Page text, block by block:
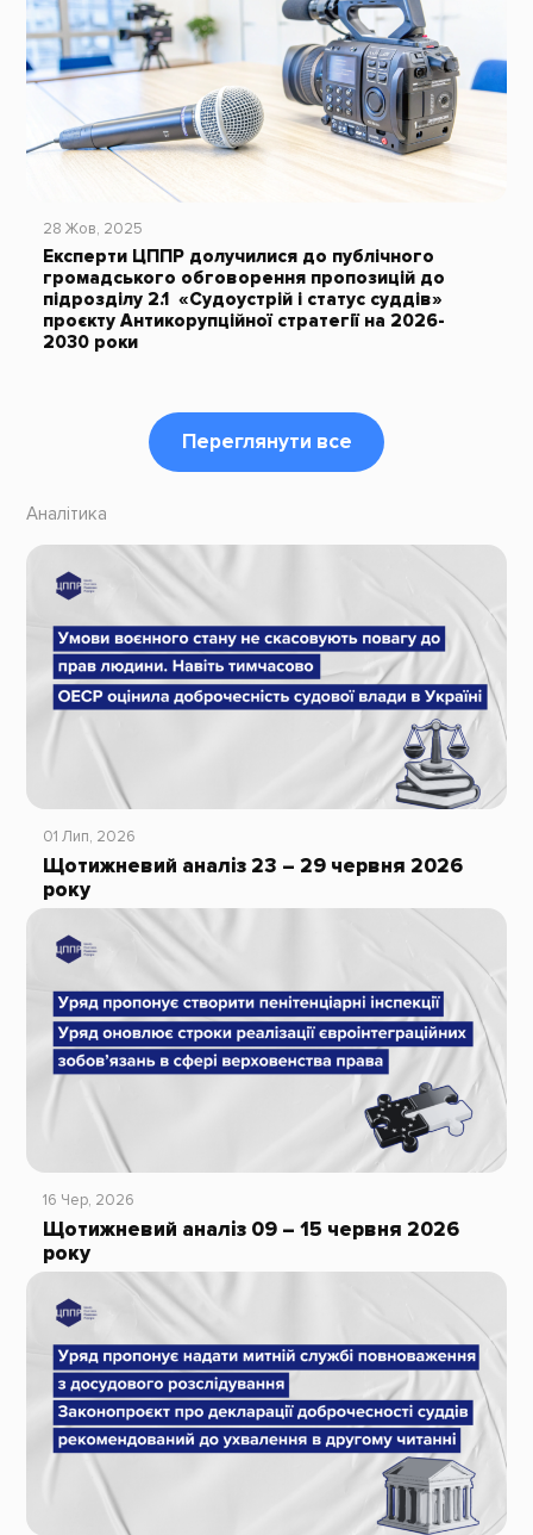
28 Жов, 2025
Експерти ЦППР долучилися до публічного
громадського обговорення пропозицій до
підрозділу 2.1 «Судоустрій і статус суддів»
проєкту Антикорупційної стратегії на 2026-
2030 роки
Переглянути все
Аналітика
01 Лип, 2026
Щотижневий аналіз 23 – 29 червня 2026
року
16 Чер, 2026
Щотижневий аналіз 09 – 15 червня 2026
року